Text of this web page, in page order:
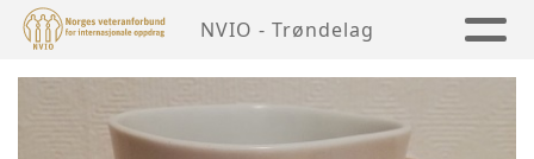
NVIO - Trøndelag